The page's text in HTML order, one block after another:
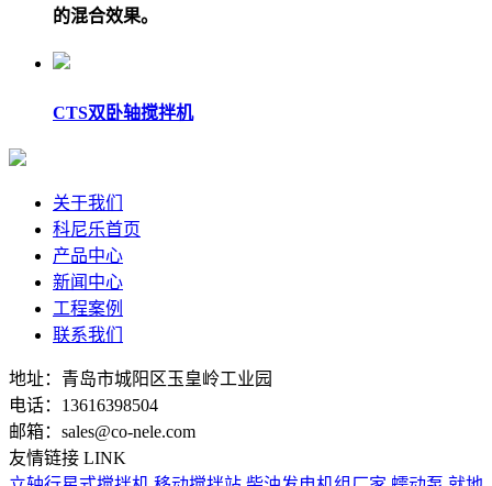
的混合效果。
CTS双卧轴搅拌机
关于我们
科尼乐首页
产品中心
新闻中心
工程案例
联系我们
地址：青岛市城阳区玉皇岭工业园
电话：13616398504
邮箱：sales@co-nele.com
友情链接 LINK